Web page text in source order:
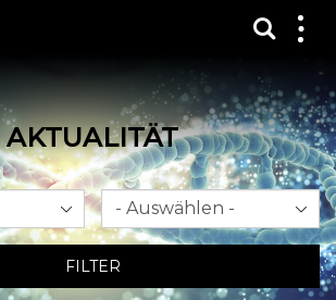
AKTUALITÄT
Jahr
FILTER